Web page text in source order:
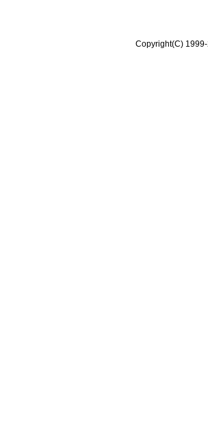
Copyright(C)